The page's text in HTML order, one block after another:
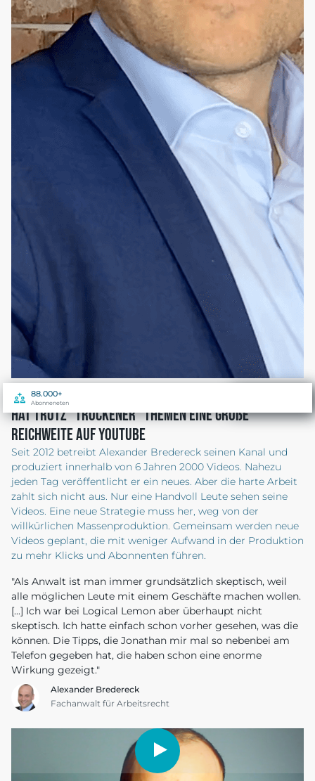
Hat Trotz "trockener" Themen Eine Große
Reichweite Auf YouTube
Seit 2012 betreibt Alexander Bredereck seinen Kanal und
produziert innerhalb von 6 Jahren 2000 Videos. Nahezu
jeden Tag veröffentlicht er ein neues. Aber die harte Arbeit
zahlt sich nicht aus. Nur eine Handvoll Leute sehen seine
Videos. Eine neue Strategie muss her, weg von der
willkürlichen Massenproduktion. Gemeinsam werden neue
Videos geplant, die mit weniger Aufwand in der Produktion
zu mehr Klicks und Abonnenten führen.
"Als Anwalt ist man immer grundsätzlich skeptisch, weil
alle möglichen Leute mit einem Geschäfte machen wollen.
[...] Ich war bei Logical Lemon aber überhaupt nicht
skeptisch. Ich hatte einfach schon vorher gesehen, was die
können. Die Tipps, die Jonathan mir mal so nebenbei am
Telefon gegeben hat, die haben schon eine enorme
Wirkung gezeigt."
Alexander Bredereck
Fachanwalt für Arbeitsrecht
88.000+
Abonneneten